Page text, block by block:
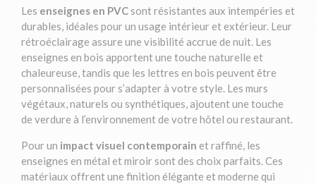
Les enseignes en PVC sont résistantes aux intempéries et
durables, idéales pour un usage intérieur et extérieur. Leur
rétroéclairage assure une visibilité accrue de nuit. Les
enseignes en bois apportent une touche naturelle et
chaleureuse, tandis que les lettres en bois peuvent être
personnalisées pour s’adapter à votre style. Les murs
végétaux, naturels ou synthétiques, ajoutent une touche
de verdure à l’environnement de votre hôtel ou restaurant.
Pour un impact visuel contemporain et raffiné, les
enseignes en métal et miroir sont des choix parfaits. Ces
matériaux offrent une finition élégante et moderne qui